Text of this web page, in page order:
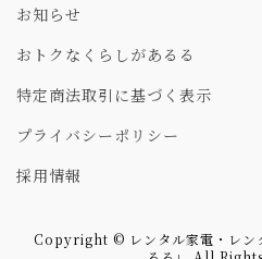
お知らせ
おトクなくらしがあるる
特定商法取引に基づく表示
プライバシーポリシー
採用情報
Copyright © レンタル家電・レン